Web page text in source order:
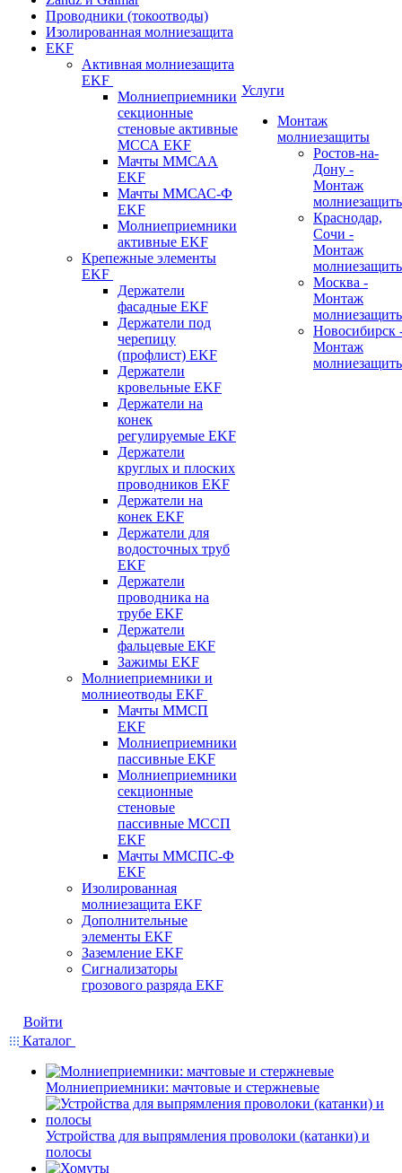
Проводники (токоотводы)
Изолированная молниезащита
EKF
Активная молниезащита
EKF
Молниеприемники
секционные
стеновые активные
МССА EKF
Мачты ММСАА
EKF
Мачты ММСАС-Ф
EKF
Молниеприемники
активные EKF
Крепежные элементы
EKF
Держатели
фасадные EKF
Держатели под
черепицу
(профлист) EKF
Держатели
кровельные EKF
Держатели на
конек
регулируемые EKF
Держатели
круглых и плоских
проводников EKF
Держатели на
конек EKF
Держатели для
водосточных труб
EKF
Держатели
проводника на
трубе EKF
Держатели
фальцевые EKF
Зажимы EKF
Молниеприемники и
молниеотводы EKF
Мачты ММСП
EKF
Молниеприемники
пассивные EKF
Молниеприемники
секционные
стеновые
пассивные МССП
EKF
Мачты ММСПС-Ф
EKF
Изолированная
молниезащита EKF
Дополнительные
элементы EKF
Заземление EKF
Сигнализаторы
грозового разряда EKF
Услуги
Монтаж
молниезащиты
Ростов-на-
Дону -
Монтаж
Краснодар,
Сочи -
Монтаж
Москва -
Монтаж
Новосибирск
Монтаж
Войти
Каталог
Молниеприемники: мачтовые и стержневые
Устройства для выпрямления проволоки (катанки) и
полосы